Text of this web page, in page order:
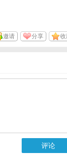
分享
邀请
评论